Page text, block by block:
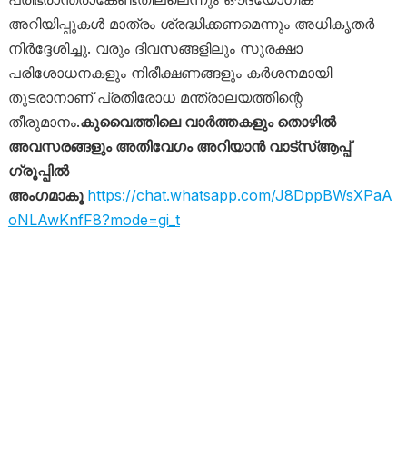
അറിയിപ്പുകൾ മാത്രം ശ്രദ്ധിക്കണമെന്നും അധികൃതർ
നിർദ്ദേശിച്ചു. വരും ദിവസങ്ങളിലും സുരക്ഷാ
പരിശോധനകളും നിരീക്ഷണങ്ങളും കർശനമായി
തുടരാനാണ് പ്രതിരോധ മന്ത്രാലയത്തിന്റെ
തീരുമാനം.കുവൈത്തിലെ വാർത്തകളും തൊഴിൽ
അവസരങ്ങളും അതിവേഗം അറിയാൻ വാട്സ്ആപ്പ്
ഗ്രൂപ്പിൽ
അംഗമാകൂ https://chat.whatsapp.com/J8DppBWsXPaA
oNLAwKnfF8?mode=gi_t